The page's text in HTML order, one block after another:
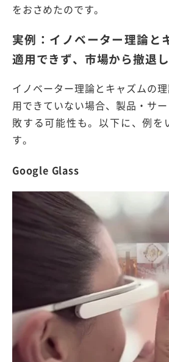
をおさめたのです。
実例：イノベーター理論と
適用できず、市場から撤退
イノベーター理論とキャズムの
用できていない場合、製品・サ
敗する可能性も。以下に、例を
す。
Google Glass